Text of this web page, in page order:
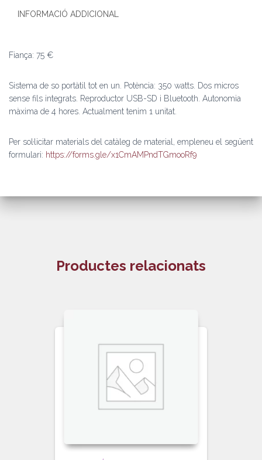
INFORMACIÓ ADDICIONAL
Fiança: 75 €
Sistema de so portàtil tot en un. Potència: 350 watts. Dos micros
sense fils integrats. Reproductor USB-SD i Bluetooth. Autonomia
màxima de 4 hores. Actualment tenim 1 unitat.
Per sol·licitar materials del catàleg de material, empleneu el següent
formulari: https://forms.gle/x1CmAMPndTGmooRf9
Productes relacionats